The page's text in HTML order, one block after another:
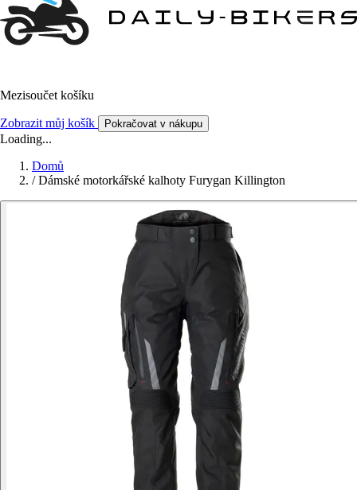
Mezisoučet košíku
Zobrazit můj košík Pokračovat v nákupu
Loading...
Domů
/ Dámské motorkářské kalhoty Furygan Killington